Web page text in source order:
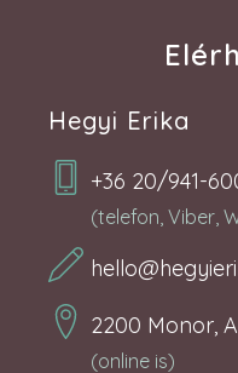
Hegyi Erika
+36 20/941-
(telefon, Viber,
2200 Monor,
(online is)